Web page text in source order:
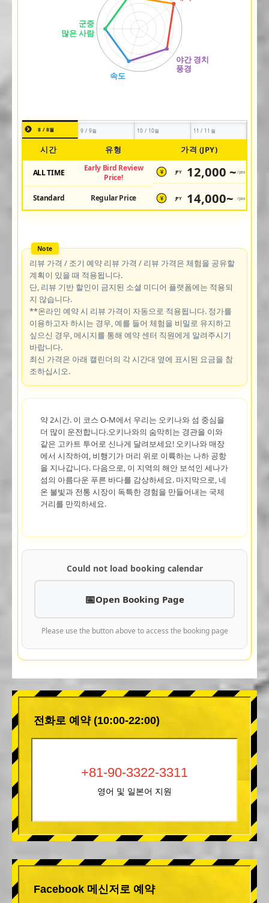
8 / 8월 9 / 9월 10 / 10월 11 / 11월
시간 유형 가격 (JPY)
ALL TIME
Early Bird Review
Price!
¥ JPY 12,000 ~ /pax
Standard Regular Price ¥ JPY 14,000~ /pax
리뷰 가격 / 조기 예약 리뷰 가격 / 리뷰 가격은 체험을 공유할
계획이 있을 때 적용됩니다.
단, 리뷰 기반 할인이 금지된 소셜 미디어 플랫폼에는 적용되
지 않습니다.
**온라인 예약 시 리뷰 가격이 자동으로 적용됩니다. 정가를
이용하고자 하시는 경우, 예를 들어 체험을 비밀로 유지하고
싶으신 경우, 메시지를 통해 예약 센터 직원에게 알려주시기
바랍니다.
최신 가격은 아래 캘린더의 각 시간대 옆에 표시된 요금을 참
조하십시오.
약 2시간. 이 코스 O-M에서 우리는 오키나와 섬 중심을
더 많이 운전합니다.오키나와의 숨막히는 경관을 이와
같은 고카트 투어로 신나게 달려보세요! 오키나와 매장
에서 시작하여, 비행기가 머리 위로 이륙하는 나하 공항
을 지나갑니다. 다음으로, 이 지역의 해안 보석인 세나가
섬의 아름다운 푸른 바다를 감상하세요. 마지막으로, 네
온 불빛과 전통 시장이 독특한 경험을 만들어내는 국제
거리를 만끽하세요.
Could not load booking calendar
Open Booking Page
Please use the button above to access the booking page
전화로 예약 (10:00-22:00)
+81-90-3322-3311
영어 및 일본어 지원
Facebook 메신저로 예약